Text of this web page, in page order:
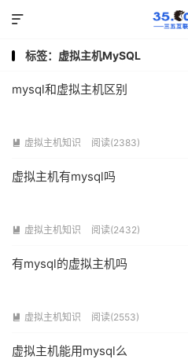

标签：虚拟主机MySQL
mysql和虚拟主机区别
 虚拟主机知识 阅读(2383)
虚拟主机有mysql吗
 虚拟主机知识 阅读(2432)
有mysql的虚拟主机吗
 虚拟主机知识 阅读(2553)
虚拟主机能用mysql么